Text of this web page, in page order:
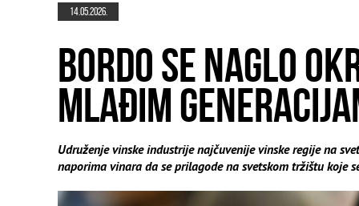
14.05.2026.
BORDO SE NAGLO
MLAĐIM
Udruženje vinske industrije najčuvenije vinske regije na
naporima vinara da se prilagode na svetskom tržištu koje